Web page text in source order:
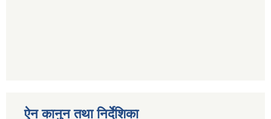
ऐन कानुन तथा निर्देशिका